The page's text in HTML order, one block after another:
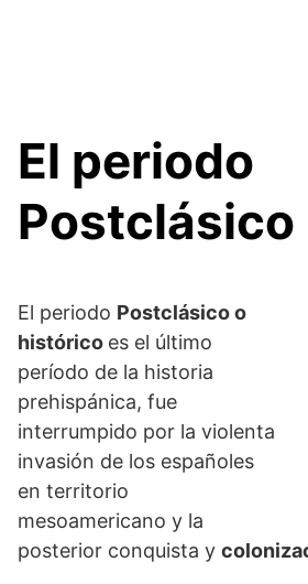
El periodo
Postclásico
El periodo Postclásico o
histórico es el último
período de la historia
prehispánica, fue
interrumpido por la violenta
invasión de los españoles
en territorio
mesoamericano y la
posterior conquista y